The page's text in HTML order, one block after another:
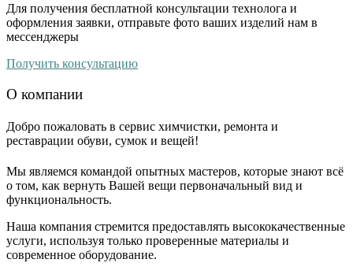
Для получения бесплатной консультации технолога и
оформления заявки, отправьте фото ваших изделий нам в
мессенджеры
Получить консультацию
О компании
Добро пожаловать в сервис химчистки, ремонта и
реставрации обуви, сумок и вещей!
Мы являемся командой опытных мастеров, которые знают всё
о том, как вернуть Вашей вещи первоначальный вид и
функциональность.
Наша компания стремится предоставлять высококачественные
услуги, используя только проверенные материалы и
современное оборудование.